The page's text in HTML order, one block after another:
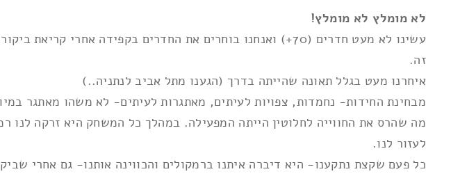
לא מומלץ לא מומלץ!
עשינו לא מעט חדרים (70+) ואנחנו בוחרים את החדרים בקפידה
זה.
איחרנו מעט בגלל תאונה שהייתה בדרך (הגענו מתל אביב לנתניה..)
מבחינת החידות- נחמדות, צפויות לעיתים, מאתגרות לעיתים- לא משהו מאתגר
מה שהרס את החווייה לחלוטין הייתה המפעילה. במהלך כל המשחק היא זרקה
לעזור לנו.
כל פעם שקצת נתקענו- היא דיברה איתנו ברמקולים והכווינה אותנו- גם אחרי